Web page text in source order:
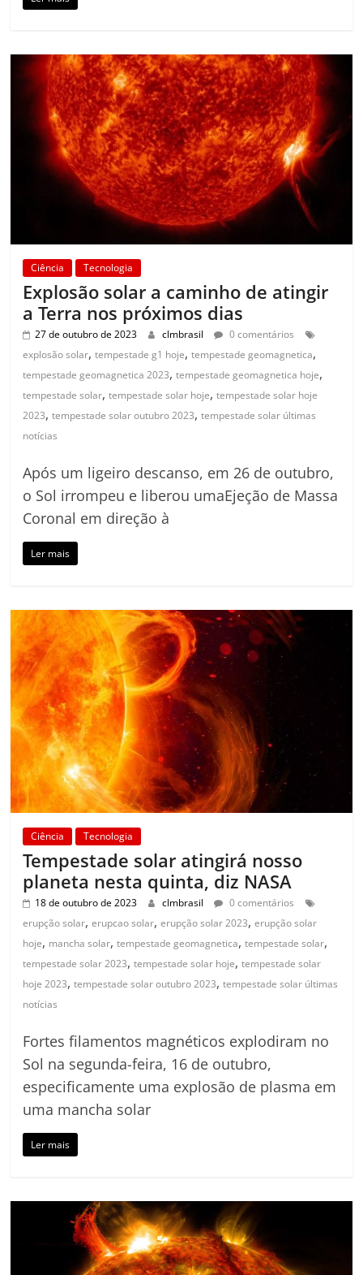
Ciência Tecnologia
Explosão solar a caminho de atingir
a Terra nos próximos dias
27 de outubro de 2023 clmbrasil
0 comentários
explosão solar,tempestade g1 hoje,tempestade geomagnetica,
tempestade geomagnetica 2023,tempestade geomagnetica hoje,
tempestade solar,tempestade solar hoje,tempestade solar hoje
2023,tempestade solar outubro 2023,tempestade solar últimas
notícias
Após um ligeiro descanso, em 26 de outubro,
o Sol irrompeu e liberou umaEjeção de Massa
Coronal em direção à
Ler mais
Ciência Tecnologia
Tempestade solar atingirá nosso
planeta nesta quinta, diz NASA
18 de outubro de 2023 clmbrasil
0 comentários
erupção solar,erupcao solar,erupção solar 2023,erupção solar
hoje, mancha solar,tempestade geomagnetica,tempestade solar,
tempestade solar 2023,tempestade solar hoje,tempestade solar
hoje 2023,tempestade solar outubro 2023,tempestade solar últimas
notícias
Fortes filamentos magnéticos explodiram no
Sol na segunda-feira, 16 de outubro,
especificamente uma explosão de plasma em
uma mancha solar
Ler mais